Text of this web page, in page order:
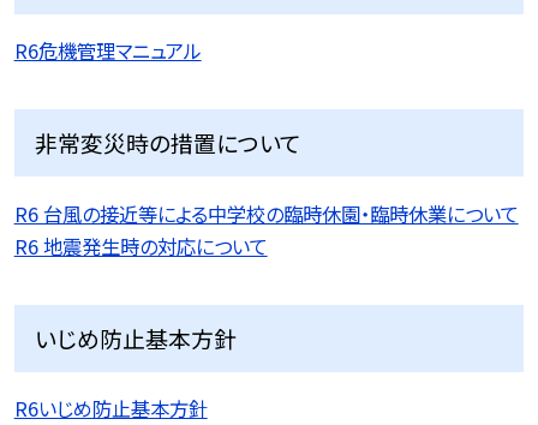
R6危機管理マニュアル
非常変災時の措置について
R6 台風の接近等による中学校の臨時休園・臨時休業について
R6 地震発生時の対応について
いじめ防止基本方針
R6いじめ防止基本方針